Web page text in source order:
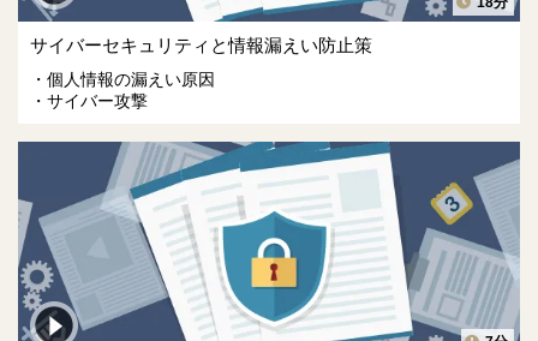
サイバーセキュリティと情報漏えい防止策
個人情報の漏えい原因
サイバー攻撃